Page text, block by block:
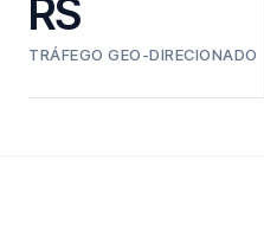
RS
TRÁFEGO GEO-DIRECIONADO